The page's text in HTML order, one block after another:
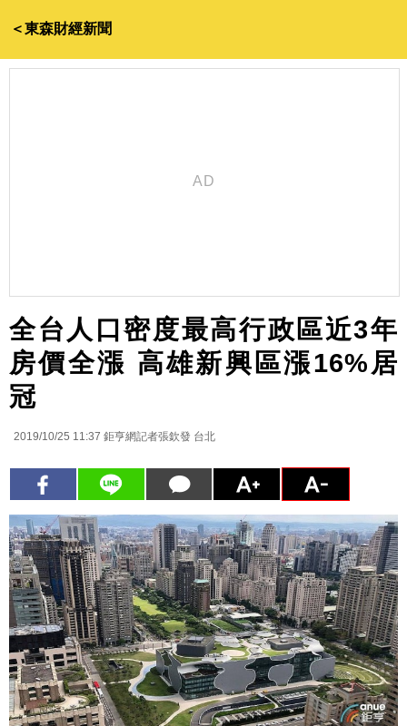
＜東森財經新聞
全台人口密度最高行政區近3年
房價全漲 高雄新興區漲16%居
冠
2019/10/25 11:37 鉅亨網記者張欽發 台北